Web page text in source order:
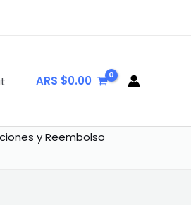
ARS $0.00
y Reembolso